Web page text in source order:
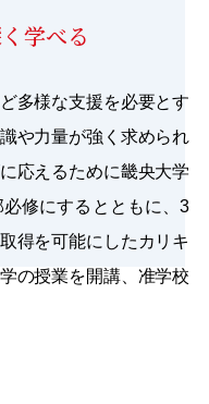
学べる
多様な支援を必要とす
や力量が強く求められ
応えるために畿央大学
修にするとともに、3
得を可能にしたカリキ
の授業を開講、准学校